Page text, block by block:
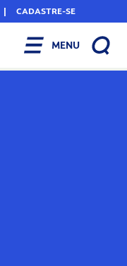
| CADASTRE-SE
MENU